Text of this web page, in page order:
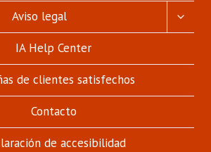
Aviso legal
IA Help Center
de clientes satisfechos
Contacto
de accesibilidad